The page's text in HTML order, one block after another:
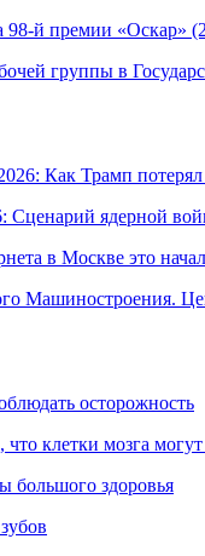
98-й премии «Оскар»
группы в
Как Трамп
Сценарий ядерной
в Москве это
Машиностроения.
осторожность
клетки мозга могут
большого здоровья